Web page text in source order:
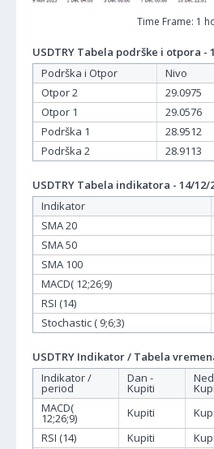
Time Frame: 1
USDTRY Tabela podrške i otpora -
Podrška i Otpor
Nivo
Otpor 2
29.0975
Otpor 1
29.0576
Podrška 1
28.9512
Podrška 2
28.9113
USDTRY Tabela indikatora - 14/12/
Indikator
SMA 20
SMA 50
SMA 100
MACD( 12;26;9)
RSI (14)
Stochastic ( 9;6;3)
USDTRY Indikator / Tabela
Indikator /
period
Dan -
Kupiti
MACD(
12;26;9) Kupiti
RSI (14)
Kupiti